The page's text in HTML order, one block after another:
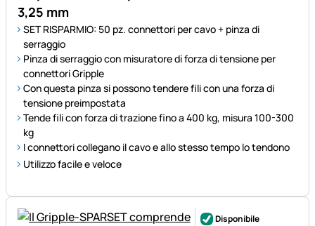
3,25 mm
SET RISPARMIO: 50 pz. connettori per cavo + pinza di
serraggio
Pinza di serraggio con misuratore di forza di tensione per
connettori Gripple
Con questa pinza si possono tendere fili con una forza di
tensione preimpostata
Tende fili con forza di trazione fino a 400 kg, misura 100-300
kg
I connettori collegano il cavo e allo stesso tempo lo tendono
Utilizzo facile e veloce
Disponibile